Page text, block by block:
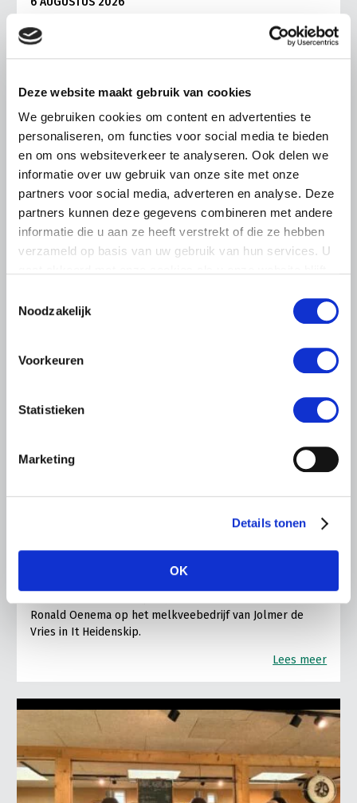
Deze website maakt gebruik van cookies
We gebruiken cookies om content en advertenties te
personaliseren, om functies voor social media te bieden
en om ons websiteverkeer te analyseren. Ook delen we
informatie over uw gebruik van onze site met onze
partners voor social media, adverteren en analyse. Deze
partners kunnen deze gegevens combineren met andere
informatie die u aan ze heeft verstrekt of die ze hebben
verzameld op basis van uw gebruik van hun services. U
Noodzakelijk
Voorkeuren
Statistieken
Marketing
Details tonen
OK
LTO sluit aan bij demonstratie tegen
dreigende onteigening
ZLTO, LLTB, LTO Noord en LTO Nederland roepen hun
het voorplein van het provinciehuis in Den Bosch te
komen…
Lees meer
LTO LOBBY
Kamerlid Goudzwaard (JA21)
Súdwest-Fryslân
Ronald Oenema op het melkveebedrijf van Jolmer de
Vries in It Heidenskip.
Lees meer